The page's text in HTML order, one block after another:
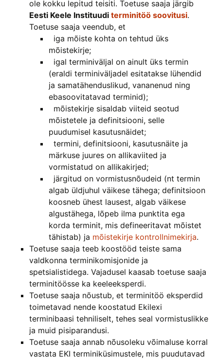
ole kokku lepitud teisiti. Toetuse saaja järgib
Eesti Keele Instituudi terminitöö soovitusi.
Toetuse saaja veendub, et
iga mõiste kohta on tehtud üks
mõistekirje;
igal terminiväljal on ainult üks termin
(eraldi terminiväljadel esitatakse lühendid
ja samatähenduslikud, vananenud ning
ebasoovitatavad terminid);
mõistekirje sisaldab viiteid seotud
mõistetele ja definitsiooni, selle
puudumisel kasutusnäidet;
termini, definitsiooni, kasutusnäite ja
märkuse juures on allikaviited ja
vormistatud on allikakirjed;
järgitud on vormistusnõudeid (nt termin
algab üldjuhul väikese tähega; definitsioon
koosneb ühest lausest, algab väikese
algustähega, lõpeb ilma punktita ega
korda terminit, mis defineeritavat mõistet
tähistab) ja mõistekirje kontrollnimekirja.
Toetuse saaja teeb koostööd teiste sama
valdkonna terminikomisjonide ja
spetsialistidega. Vajadusel kaasab toetuse saaja
terminitöösse ka keeleeksperdi.
Toetuse saaja nõustub, et terminitöö eksperdid
toimetavad nende koostatud Ekilexi
terminibaasi tehniliselt, tehes seal vormistuslikke
ja muid pisiparandusi.
Toetuse saaja annab nõusoleku võimaluse korral
vastata EKI terminiküsimustele, mis puudutavad